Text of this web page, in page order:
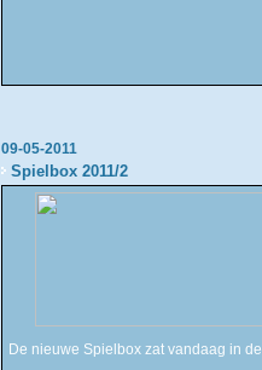
09-05-2011
Spielbox 2011/2
De nieuwe Spielbox zat vandaag in